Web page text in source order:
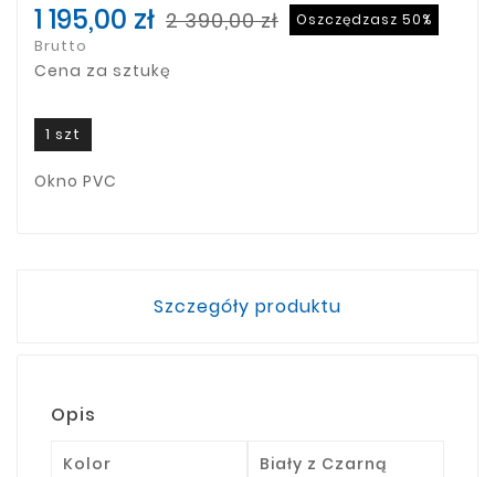
1 195,00 zł 2 390,00 zł Oszczędzasz 50%
Brutto
Cena za sztukę
1 szt
Okno PVC
Szczegóły produktu
Opis
Kolor
Biały z Czarną